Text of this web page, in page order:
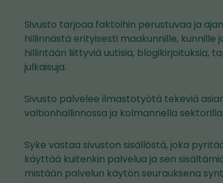
Sivusto tarjoaa faktoihin perustuvaa ja
hillinnästä erityisesti maakunnille, kunnille
hillintään liittyviä uutisia, blogikirjoituksia,
julkaisuja.
Sivusto palvelee ilmastotyötä tekeviä
valtionhallinnossa ja kolmannella sektorilla.
Syke vastaa sivuston sisällöstä, joka
käyttää kuitenkin palvelua ja sen
mistään palvelun käytön seurauksena